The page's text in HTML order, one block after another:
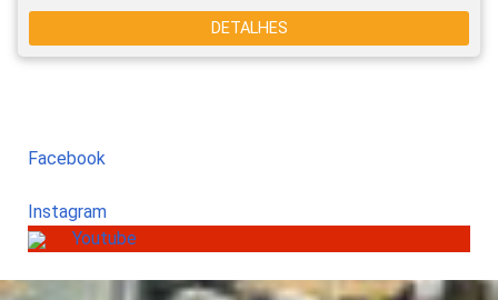
DETALHES
Facebook
Instagram
Youtube